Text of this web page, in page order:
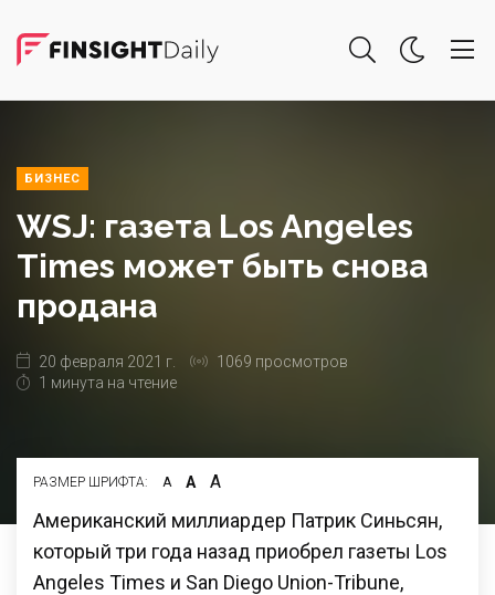
БИЗНЕС
WSJ: газета Los Angeles
Times может быть снова
продана
20 февраля 2021 г.
1069 просмотров
1 минута на чтение
РАЗМЕР ШРИФТА: А А А
Американский миллиардер Патрик Синьсян,
который три года назад приобрел газеты Los
Angeles Times и San Diego Union-Tribune,